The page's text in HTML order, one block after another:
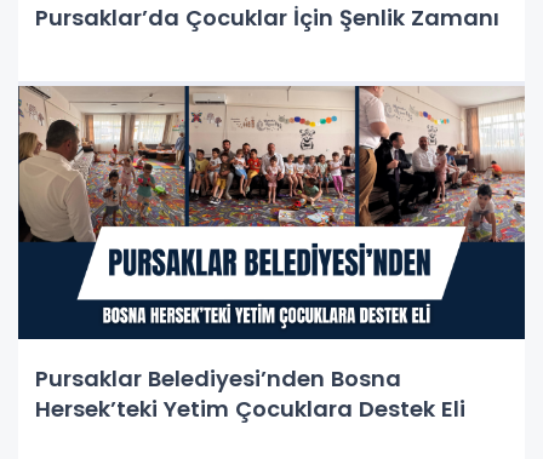
Pursaklar’da Çocuklar İçin Şenlik Zamanı
Pursaklar Belediyesi’nden Bosna
Hersek’teki Yetim Çocuklara Destek Eli